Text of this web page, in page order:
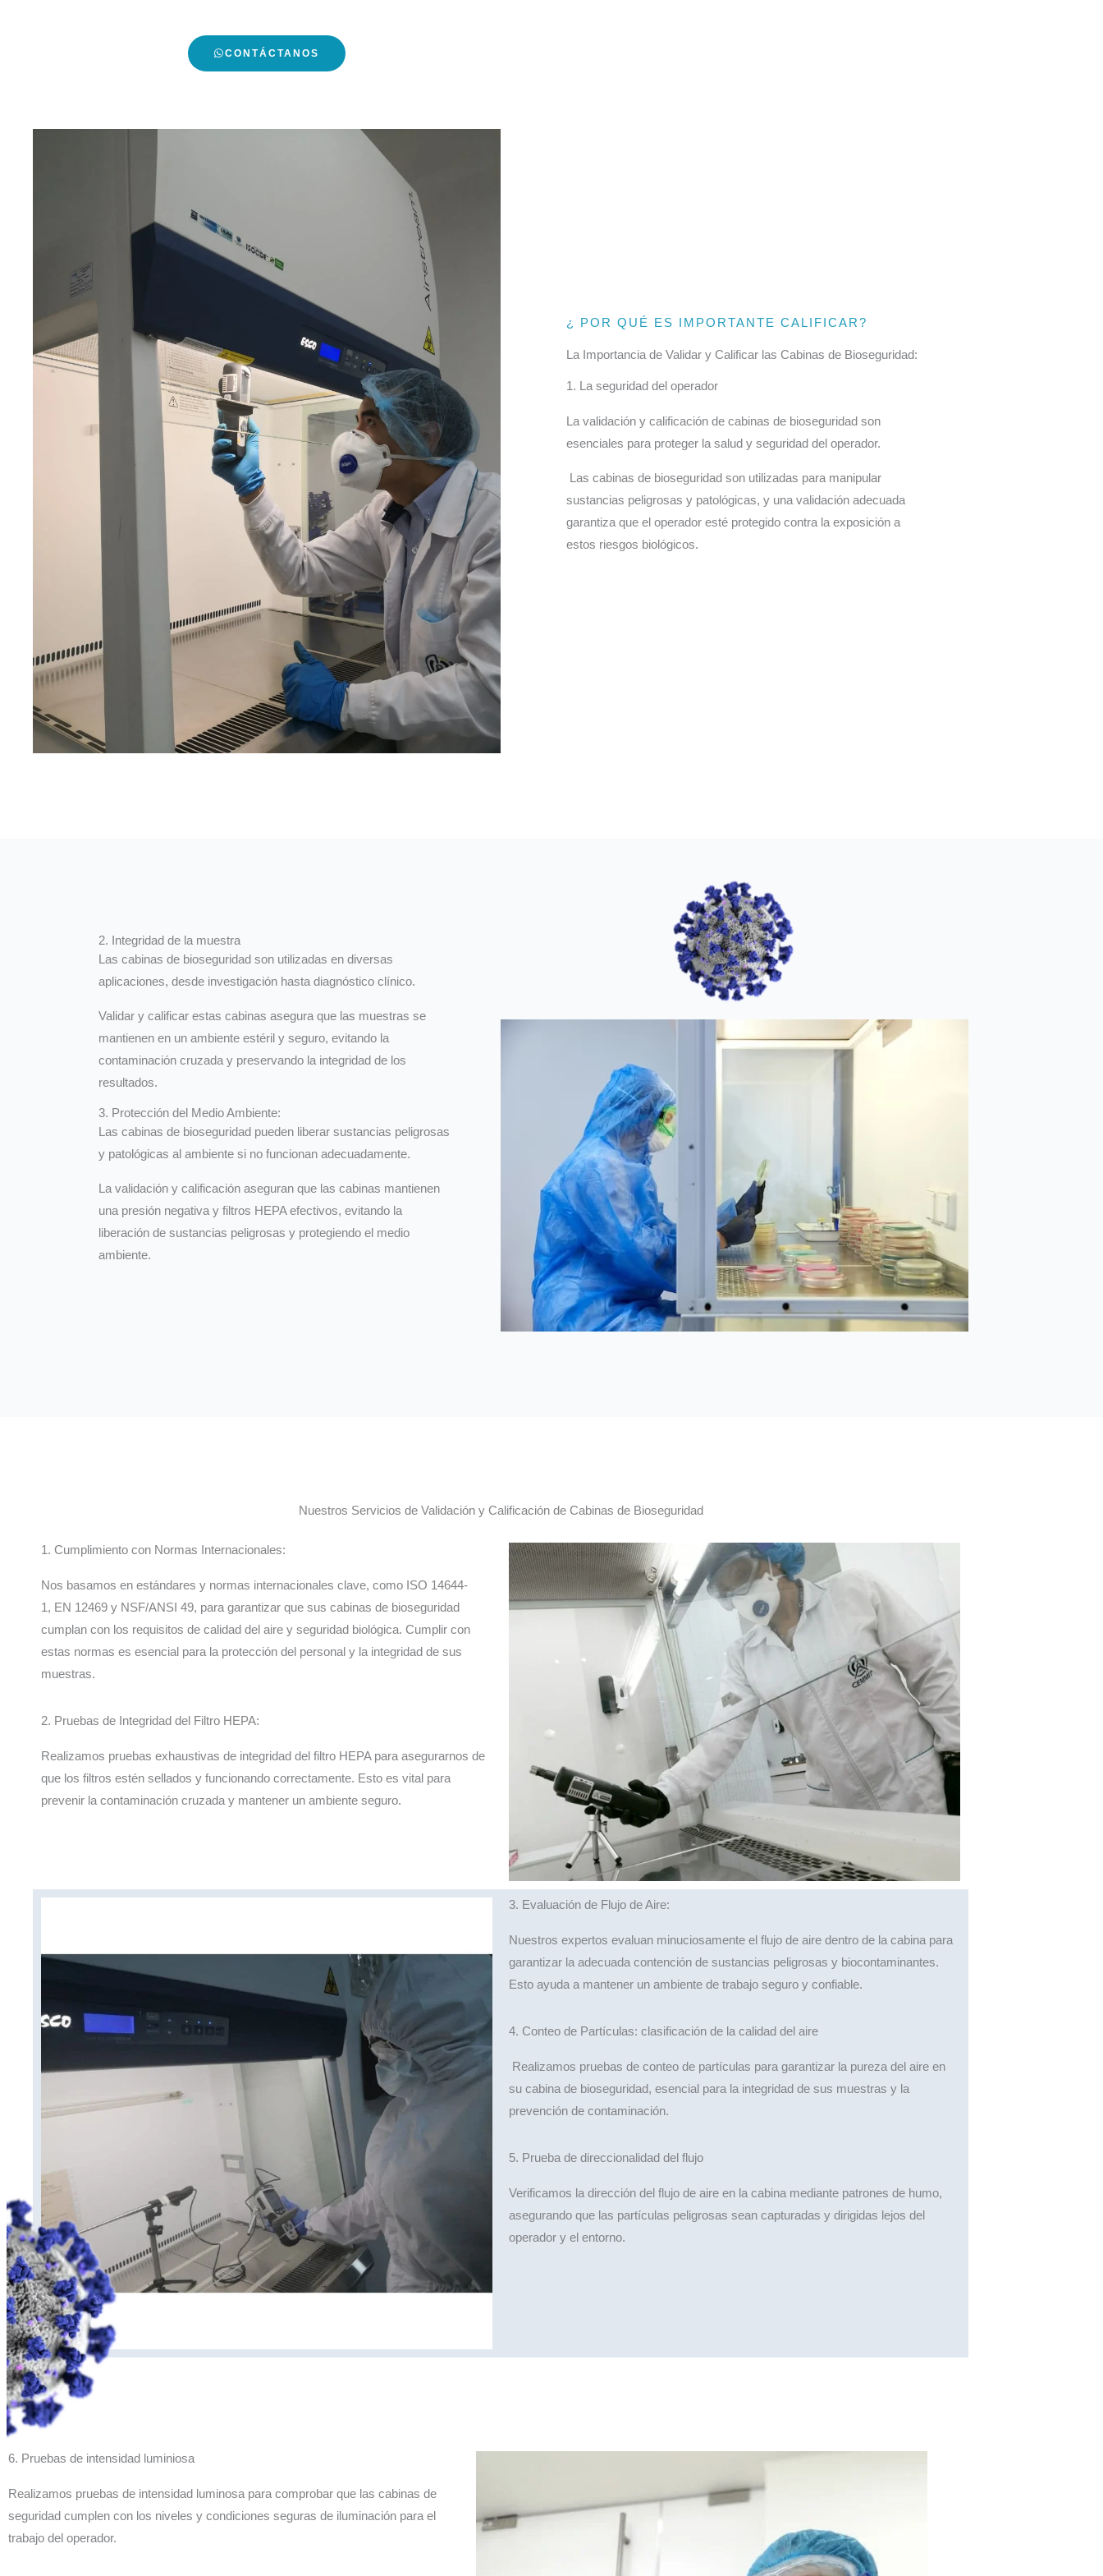
CONTÁCTANOS
¿ POR QUÉ ES IMPORTANTE CALIFICAR?
La Importancia de Validar y Calificar las Cabinas de Bioseguridad:
1. La seguridad del operador
La validación y calificación de cabinas de bioseguridad son
esenciales para proteger la salud y seguridad del operador.
Las cabinas de bioseguridad son utilizadas para manipular
sustancias peligrosas y patológicas, y una validación adecuada
garantiza que el operador esté protegido contra la exposición a
estos riesgos biológicos.
2. Integridad de la muestra
Las cabinas de bioseguridad son utilizadas en diversas
aplicaciones, desde investigación hasta diagnóstico clínico.
Validar y calificar estas cabinas asegura que las muestras se
mantienen en un ambiente estéril y seguro, evitando la
contaminación cruzada y preservando la integridad de los
resultados.
3. Protección del Medio Ambiente:
Las cabinas de bioseguridad pueden liberar sustancias peligrosas
y patológicas al ambiente si no funcionan adecuadamente.
La validación y calificación aseguran que las cabinas mantienen
una presión negativa y filtros HEPA efectivos, evitando la
liberación de sustancias peligrosas y protegiendo el medio
ambiente.
Nuestros Servicios de Validación y Calificación de Cabinas de Bioseguridad
1. Cumplimiento con Normas Internacionales:
Nos basamos en estándares y normas internacionales clave, como ISO 14644-
1, EN 12469 y NSF/ANSI 49, para garantizar que sus cabinas de bioseguridad
cumplan con los requisitos de calidad del aire y seguridad biológica. Cumplir con
estas normas es esencial para la protección del personal y la integridad de sus
muestras.
2. Pruebas de Integridad del Filtro HEPA:
Realizamos pruebas exhaustivas de integridad del filtro HEPA para asegurarnos de
que los filtros estén sellados y funcionando correctamente. Esto es vital para
prevenir la contaminación cruzada y mantener un ambiente seguro.
3. Evaluación de Flujo de Aire:
Nuestros expertos evaluan minuciosamente el flujo de aire dentro de la cabina para
garantizar la adecuada contención de sustancias peligrosas y biocontaminantes.
Esto ayuda a mantener un ambiente de trabajo seguro y confiable.
4. Conteo de Partículas: clasificación de la calidad del aire
Realizamos pruebas de conteo de partículas para garantizar la pureza del aire en
su cabina de bioseguridad, esencial para la integridad de sus muestras y la
prevención de contaminación.
5. Prueba de direccionalidad del flujo
Verificamos la dirección del flujo de aire en la cabina mediante patrones de humo,
asegurando que las partículas peligrosas sean capturadas y dirigidas lejos del
operador y el entorno.
6. Pruebas de intensidad luminiosa
Realizamos pruebas de intensidad luminosa para comprobar que las cabinas de
seguridad cumplen con los niveles y condiciones seguras de iluminación para el
trabajo del operador.